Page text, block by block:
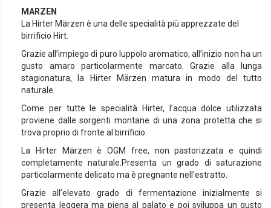
MARZEN
La Hirter Märzen è una delle specialità più apprezzate del
birrificio Hirt.
Grazie all’impiego di puro luppolo aromatico, all’inizio non ha un
gusto amaro particolarmente marcato. Grazie alla lunga
stagionatura, la Hirter Märzen matura in modo del tutto
naturale.
Come per tutte le specialità Hirter, l’acqua dolce utilizzata
proviene dalle sorgenti montane di una zona protetta che si
trova proprio di fronte al birrificio.
La Hirter Märzen è OGM free, non pastorizzata e quindi
completamente naturale.Presenta un grado di saturazione
particolarmente delicato ma è pregnante nell’estratto.
Grazie all’elevato grado di fermentazione inizialmente si
presenta leggera ma piena al palato e poi sviluppa un gusto